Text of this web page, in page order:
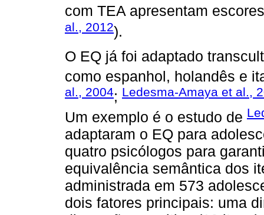
com TEA apresentam
al., 2012).
O EQ já foi adaptado
como espanhol, holandês e
al., 2004; Ledesma-Amaya et al.,
Um exemplo é o estudo de
adaptaram o EQ para
quatro psicólogos para
equivalência semântica dos
administrada em 573
dois fatores principais: uma